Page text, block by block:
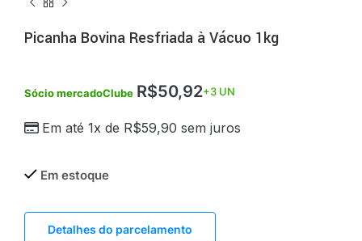
Picanha Bovina Resfriada à Vácuo 1kg
Sócio mercadoClube R$50,92+3 UN
Em até 1x de R$59,90 sem juros
Em estoque
Detalhes do parcelamento